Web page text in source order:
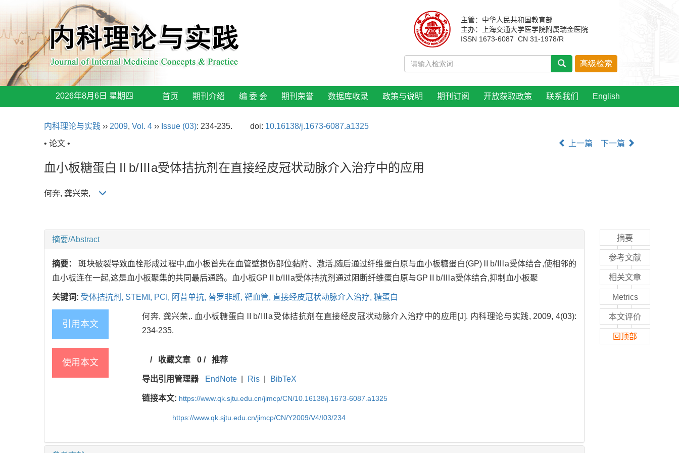
主管：中华人民共和国教育部
主办：上海交通大学医学院附属瑞金医院
ISSN 1673-6087 CN 31-1978/R
2026年8月6日 星期四 首页 期刊介绍 编 委 会 期刊荣誉 数据库收录 政策与说明 期刊订阅 开放获取政策 联系我们 English
内科理论与实践 ›› 2009, Vol. 4 ›› Issue (03): 234-235. doi: 10.16138/j.1673-6087.a1325
• 论文 •
上一篇 下一篇
血小板糖蛋白Ⅱb/Ⅲa受体拮抗剂在直接经皮冠状动脉介入治疗中的应用
何奔, 龚兴荣,
摘要/Abstract
摘要：斑块破裂导致血栓形成过程中,血小板首先在血管壁损伤部位黏附、激活,随后通过纤维蛋白原与血小板糖蛋白(GP)Ⅱb/Ⅲa受体结合,使相邻的
血小板连在一起,这是血小板聚集的共同最后通路。血小板GPⅡb/Ⅲa受体拮抗剂通过阻断纤维蛋白原与GPⅡb/Ⅲa受体结合,抑制血小板聚
关键词: 受体拮抗剂, STEMI, PCI, 阿昔单抗, 替罗非班, 靶血管, 直接经皮冠状动脉介入治疗, 糖蛋白
引用本文
何奔, 龚兴荣,. 血小板糖蛋白Ⅱb/Ⅲa受体拮抗剂在直接经皮冠状动脉介入治疗中的应用[J]. 内科理论与实践, 2009, 4(03):
234-235.
使用本文 / 收藏文章 0/ 推荐
导出引用管理器 EndNote Ris BibTeX
链接本文: https://www.qk.sjtu.edu.cn/jimcp/CN/10.16138/j.1673-6087.a1325
https://www.qk.sjtu.edu.cn/jimcp/CN/Y2009/V4/I03/234
摘要
参考文献
相关文章
Metrics
本文评价
回顶部